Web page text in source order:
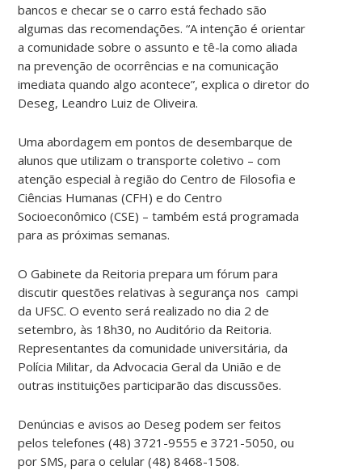
bancos e checar se o carro está fechado são
algumas das recomendações. “A intenção é orientar
a comunidade sobre o assunto e tê-la como aliada
na prevenção de ocorrências e na comunicação
imediata quando algo acontece”, explica o diretor do
Deseg, Leandro Luiz de Oliveira.
Uma abordagem em pontos de desembarque de
alunos que utilizam o transporte coletivo – com
atenção especial à região do Centro de Filosofia e
Ciências Humanas (CFH) e do Centro
Socioeconômico (CSE) – também está programada
para as próximas semanas.
O Gabinete da Reitoria prepara um fórum para
discutir questões relativas à segurança nos campi
da UFSC. O evento será realizado no dia 2 de
setembro, às 18h30, no Auditório da Reitoria.
Representantes da comunidade universitária, da
Polícia Militar, da Advocacia Geral da União e de
outras instituições participarão das discussões.
Denúncias e avisos ao Deseg podem ser feitos
pelos telefones (48) 3721-9555 e 3721-5050, ou
por SMS, para o celular (48) 8468-1508.